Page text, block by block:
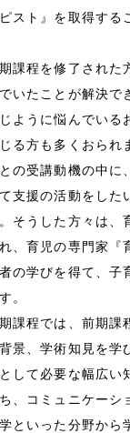
スト』を取得する
課程を修了された
いたことが解決で
ように悩んでいる
る方も多くおられ
の受講動機の中に
支援の活動をした
そうした方々は、
、育児の専門家『
の学びを得て、子
。
課程では、前期課
景、学術知見を学
して必要な幅広い
、コミュニケーシ
といった分野から